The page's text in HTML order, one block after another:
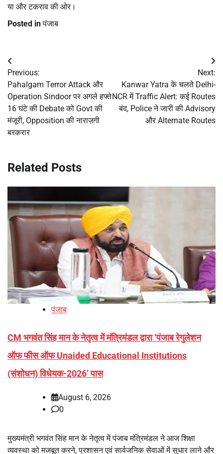
या और टकराव की ओर।
Posted inपंजाब
Post
navigation
Previous:
Pahalgam Terror Attack और
Operation Sindoor पर अगले हफ्ते
16 घंटे की Debate को Govt की
मंजूरी, Opposition की नाराज़गी
बरकरार
Next:
Kanwar Yatra के चलते Delhi-
NCR में Traffic Alert: कई Routes
बंद, Police ने जारी की Advisory
और Alternate Routes
Related Posts
पंजाब
CM भगवंत सिंह मान के नेतृत्व में मंत्रिमंडल द्वारा ‘पंजाब रेगुलेशन
ऑफ फीस ऑफ Unaided Educational Institutions
(संशोधन) विधेयक-2026’ पास
August 6, 2026
0
मुख्यमंत्री भगवंत सिंह मान के नेतृत्व में पंजाब मंत्रिमंडल ने आज शिक्षा
व्यवस्था को मजबूत करने, प्रशासन एवं सार्वजनिक सेवाओं में सुधार लाने और